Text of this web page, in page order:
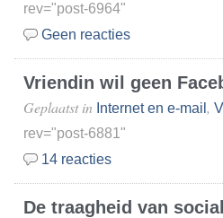
rev="post-6964"
Geen reacties
Vriendin wil geen
Geplaatst in Internet en e-mail ,
rev="post-6881"
14 reacties
De traagheid van